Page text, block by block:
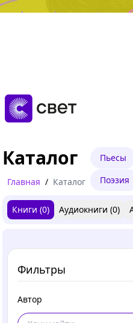
Дружба, любовь,
Читать
Каталог
Главная / Каталог
Пьесы
Поэзия
Книги (0) Аудиокниги (0)
Фильтры
Автор